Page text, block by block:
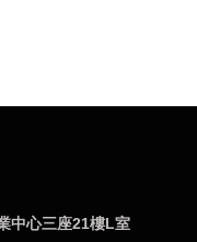
中心三座21樓L室